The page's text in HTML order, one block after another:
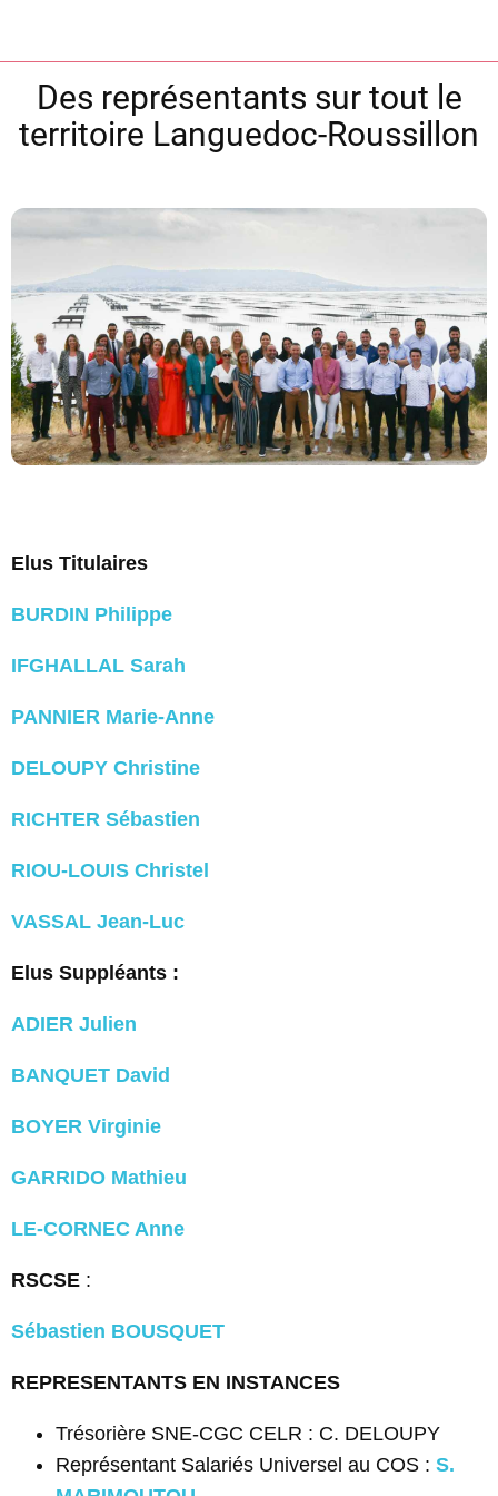
Des représentants sur tout le
territoire Languedoc-Roussillon
Elus Titulaires
BURDIN Philippe
IFGHALLAL Sarah
PANNIER Marie-Anne
DELOUPY Christine
RICHTER Sébastien
RIOU-LOUIS Christel
VASSAL Jean-Luc
Elus Suppléants :
ADIER Julien
BANQUET David
BOYER Virginie
GARRIDO Mathieu
LE-CORNEC Anne
RSCSE :
Sébastien BOUSQUET
REPRESENTANTS EN INSTANCES
Trésorière SNE-CGC CELR : C. DELOUPY
Représentant Salariés Universel au COS : S.